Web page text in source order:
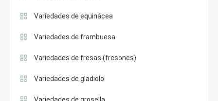
Variedades de equinácea
Variedades de frambuesa
Variedades de fresas (fresones)
Variedades de gladiolo